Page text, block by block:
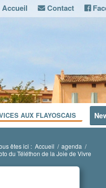
Accueil Contact
AUX FLAYOSCAIS
êtes ici : Accueil / agenda /
du Téléthon de la Joie de Vivre